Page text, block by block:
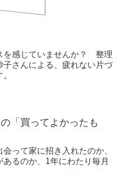
を感じていませんか？ 整理
さんによる、疲れない片づ
「買ってよかったも
って家に招き入れたのか、
るのか、1年にわたり毎月